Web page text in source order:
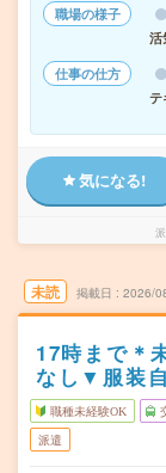
職場の様子
活
仕事の仕方
テ
気になる!
未読 掲載日 2026/
17時まで＊
なし▼服装
職種未経験OK
派遣